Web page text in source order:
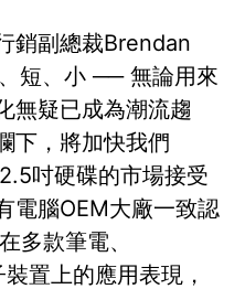
銷副總裁Brendan
短、小 ── 無論用來
無疑已成為潮流趨
下，將加快我們
吋硬碟的市場接受
電腦OEM大廠一致認
多款筆電、
置上的應用表現，